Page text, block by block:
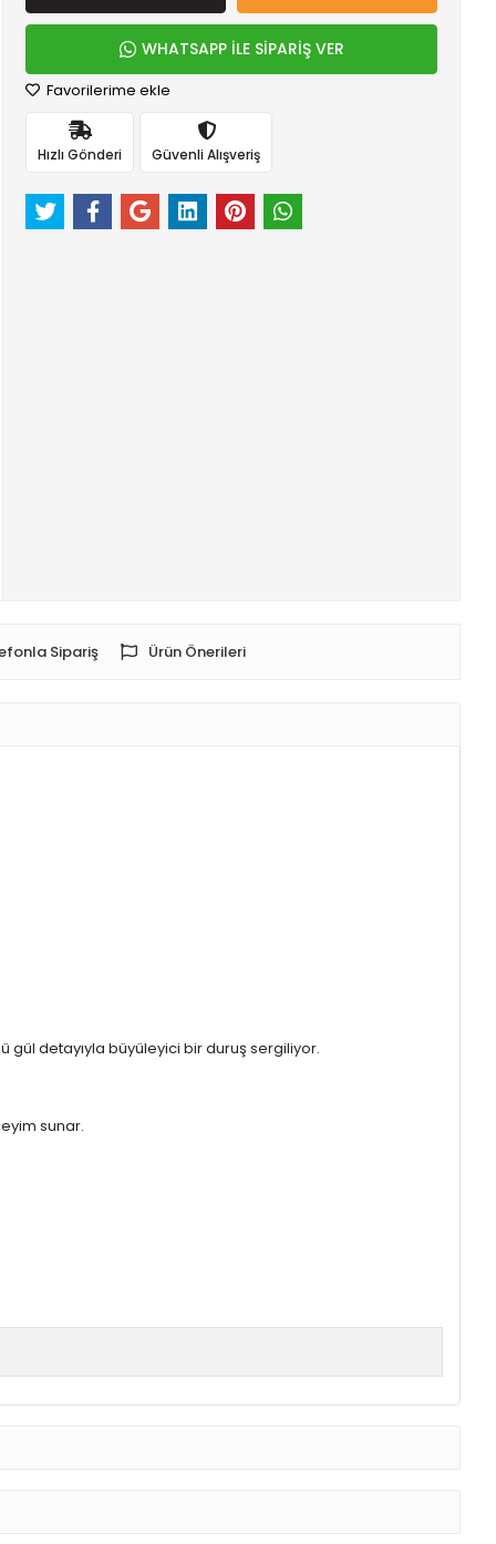
WHATSAPP İLE SİPARİŞ VER
Favorilerime ekle
Hızlı Gönderi Güvenli Alışveriş
Sipariş Ürün Önerileri
gül detayıyla büyüleyici bir duruş sergiliyor.
sunar.